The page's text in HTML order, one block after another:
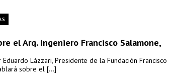
el Arq. Ingeniero Francisco Salamone,
Lázzari, Presidente de la Fundación Francisco
sobre el [...]